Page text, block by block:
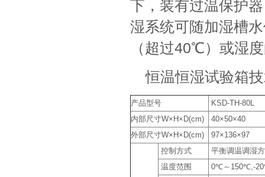
下，装有过温保护
湿系统可随加湿槽
（超过40℃）或湿
恒温恒湿试验箱
产品型号
KSD-TH-80L
内部尺寸W×H×D(cm)
40×50×40
外部尺寸W×H×D(cm)
97×136×97
控制方式
平衡调温调湿
温度范围
0℃～150℃,-